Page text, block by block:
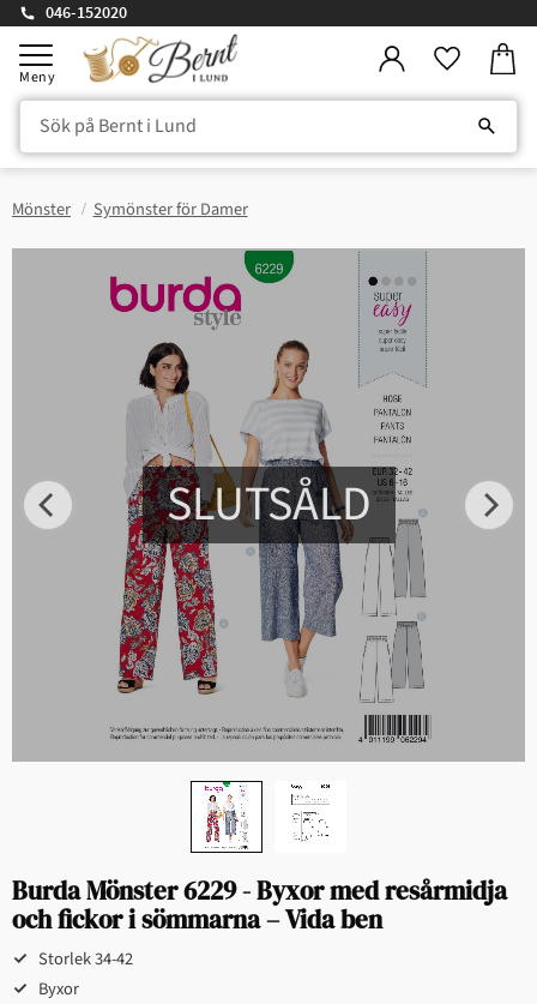
Meny
046-152020
Mönster Symönster för Damer
SLUTSÅLD
Burda Mönster 6229 - Byxor med resårmidja
och fickor i sömmarna – Vida ben
Storlek 34-42
Byxor